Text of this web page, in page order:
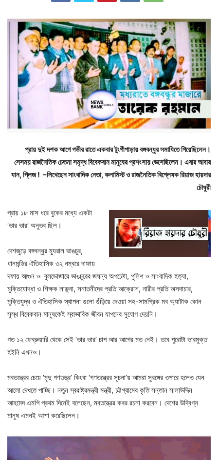
প্রায় দুই দশক আগে গভীর রাতে একবার টুংগীপাড়ায় বঙ্গবন্ধুর সমাধিতে গিয়েছিলেন।
সেসময় রাজনৈতিক চেতনা সমৃদ্ধ বিবেকবান মানুষের প্রশংসায় ভেসেছিলেন। এবার আবার
যান, প্লিজ ! –লিখেছেন সাংবাদিক নেতা, কলামিস্ট ও রাজনৈতিক বিশ্লেষক রিয়াজ হায়দার
চৌধুরী
প্রায় ১৮ মাস ধরে বুকের মধ্যে একটা
‘ভার ভার’ অনুভব ছিল।
দেশজুড়ে বঙ্গবন্ধুর ম্যুরাল ভাঙচুর,
ধানমন্ডির ঐতিহাসিক ৩২ নম্বরে দাফায়
দফায় আগুন ও বুলডোজারে ভাঙচুরের জঘন্য অপচেষ্টা, পুলিশ ও সাংবাদিক হত্যা,
মুক্তিযোদ্ধা ও শিক্ষক লাঞ্ছনা, সনাতনীদের প্রতি আক্রোশ, নারীর প্রতি অসদাচার,
মুক্তিযুদ্ধ ও ঐতিহাসিক স্থাপনা গুলো গুঁড়িয়ে দেওয়া সহ-সামগ্রিক মব অ্যাটাক কোন
সুস্থ বিবেকবান মানুষকেই স্বাভাবিক জীবন যাপনের সুযোগ দেয়নি।
গত ১২ ফেব্রুয়ারি থেকে সেই ‘ভার ভার’ চাপ আর আগের মত নেই। তবে পুরোটা ভারমুক্ত
হইনি এখনও।
মবতন্ত্রের চেয়ে ‘মৃদু গণতন্ত্র’ কিংবা ‘গণতন্ত্রের সূচনা’য় আমরা সুরঙ্গের ওপারে হলেও যেন
আলো দেখতে পাচ্ছি। নতুন স্বরাষ্ট্রমন্ত্রী মন্ত্রী, চট্টগ্রামের কৃতি সন্তান সালাউদ্দিন
আহমেদ এমপি প্রথম দিনেই বলেছেন, মবতন্ত্রের কবর রচনা করবেন। দেশের উদ্বিগ্ন
মানুষ এমনই আশা করেছিলেন।